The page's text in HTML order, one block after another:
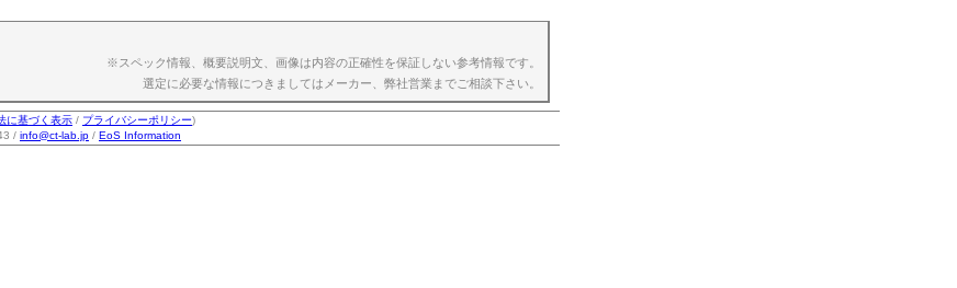
※スペック情報、概要説明文、画像は内容の正確性を保証しない参考情報です。
選定に必要な情報につきましてはメーカー、弊社営業までご相談下さい。
に基づく表示 / プライバシーポリシー)
/ info@ct-lab.jp / EoS Information